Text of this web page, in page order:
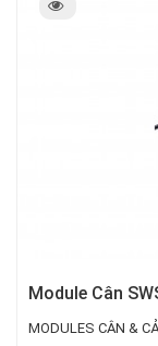
Module Cân
MODULES CÂN &